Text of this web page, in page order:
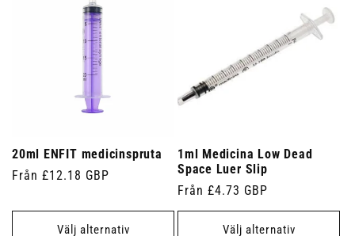
20ml ENFIT medicinspruta
Ordinarie
Från £12.18 GBP
Välj alternativ
1ml Medicina Low Dead
Space Luer Slip
Ordinarie
pris
Från £4.73 GBP
Välj alternativ